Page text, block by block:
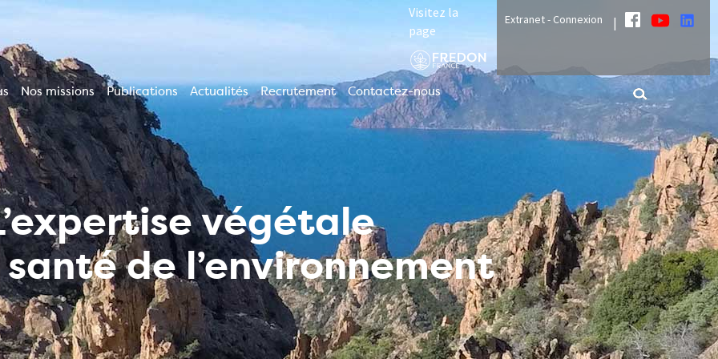
Visitez la
page
Extranet - Connexion |
Nos missions Publications Actualités Recrutement Contactez-nous
végétale
de l’environnement